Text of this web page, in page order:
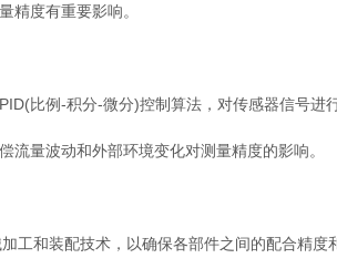
度有重要影响。
比例-积分-微分)控制算法，对传感器信号进行
量波动和外部环境变化对测量精度的影响。
和装配技术，以确保各部件之间的配合精度